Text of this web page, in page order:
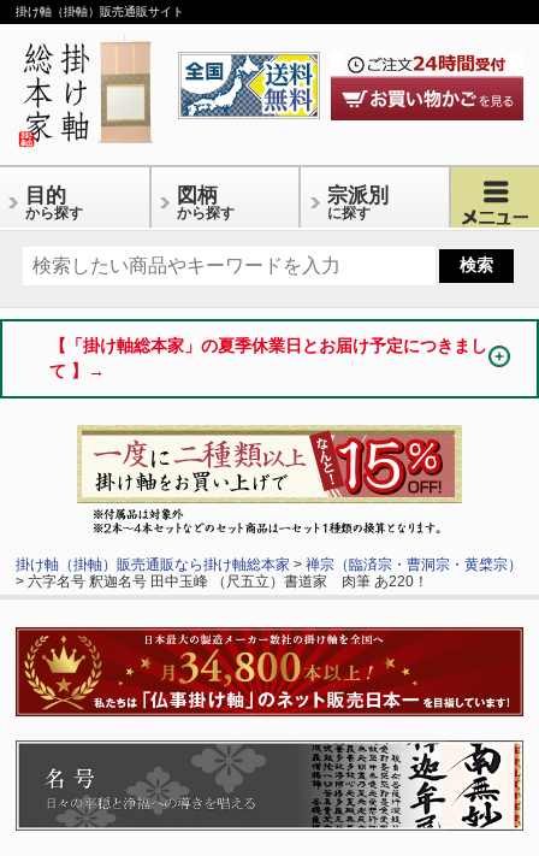
掛け軸（掛軸）販売通販サイト
目的
から探す
図柄
から探す
宗派別
に探す
【「掛け軸総本家」の夏季休業日とお届け予定につきまし
て 】→
掛け軸（掛軸）販売通販なら掛け軸総本家 >禅宗（臨済宗・曹洞宗・黄檗宗）
> 六字名号 釈迦名号 田中玉峰 （尺五立）書道家 肉筆 あ220！